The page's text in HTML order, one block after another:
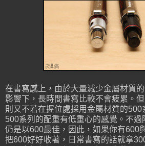
在書寫感上，由於大量減少金屬材質
影響下，長時間書寫比較不會疲累。
則又不若在握位處採用金屬材質的500
500系列的配重有低重心的感覺。不
仍是以600最佳，因此，如果你有600
把600好好收著，日常書寫的話就拿